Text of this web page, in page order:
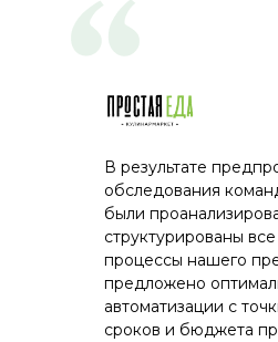
инкубации.
Документ "Акт
позволяет отразить
инкубатор,
закладки яйца и
передачу этих
производство.
С помощью
можно получить
ходе процесса
В результате
обследования
были
структурированы
процессы нашего
предложено
автоматизации с
сроков и бюджета